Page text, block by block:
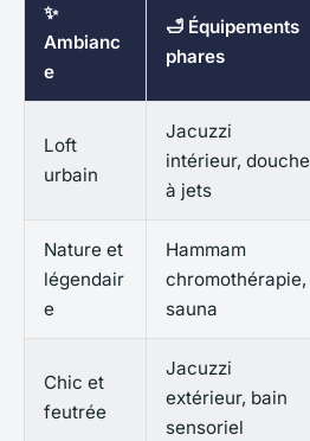
✨
Ambianc
e
🛁 Équipements
phares
Loft
urbain
Jacuzzi
intérieur, douche
à jets
Nature et
légendair
e
Hammam
chromothérapie,
sauna
Chic et
feutrée
Jacuzzi
extérieur, bain
sensoriel